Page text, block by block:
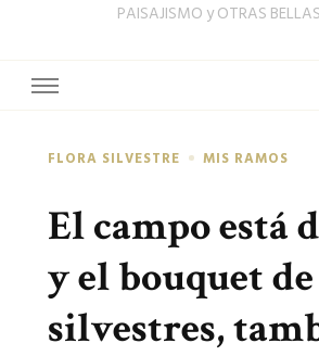
PAISAJISMO y OTRAS
FLORA SILVESTRE MIS RAMOS
El campo está
y el bouquet
silvestres,